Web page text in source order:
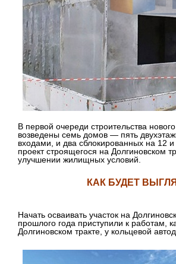
В первой очереди строительства
возведены семь домов — пять
входами, и два сблокированных на 12
проект строящегося на Долгиновском
улучшении жилищных условий.
КАК БУДЕТ
Начать осваивать участок на
прошлого года приступили к работам,
Долгиновском тракте, у кольцевой